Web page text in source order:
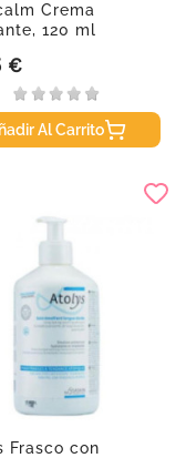
Crema
120 ml
€
Al Carrito
Frasco con